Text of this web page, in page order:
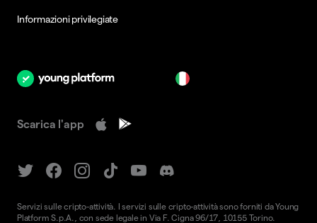
Informazioni privilegiate
Scarica l'app
Servizi sulle cripto-attività. I servizi sulle cripto-attività sono forniti da Young
Platform S.p.A., con sede legale in Via F. Cigna 96/17, 10155 Torino.